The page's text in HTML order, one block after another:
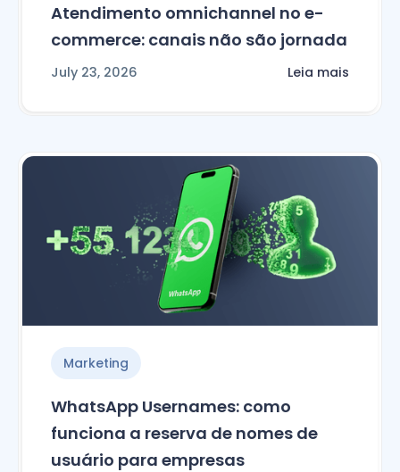
Atendimento omnichannel no e-
commerce: canais não são jornada
July 23, 2026 Leia mais
Marketing
WhatsApp Usernames: como
funciona a reserva de nomes de
usuário para empresas